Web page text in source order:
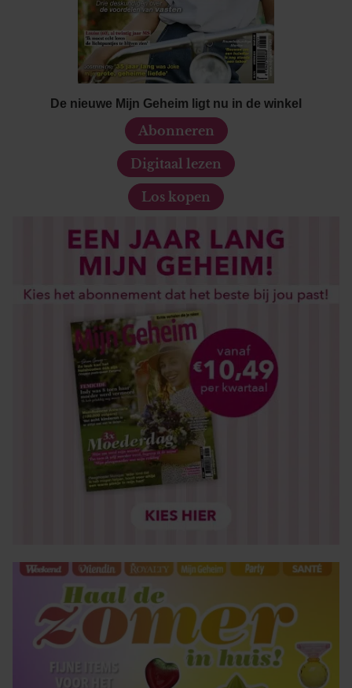
informatie over uw gebruik van onze site met onze
partners voor social media, adverteren en analyse. Deze
partners kunnen deze gegevens combineren met andere
informatie die u aan ze heeft verstrekt of die ze hebben
verzameld op basis van uw gebruik van hun services. U
gaat akkoord met onze cookies als u onze website blijft
De nieuwe Mijn Geheim ligt nu in de winkel
Abonneren
Digitaal lezen
Los kopen